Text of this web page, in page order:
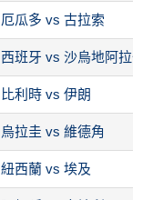
厄瓜多 vs 古拉索
西班牙 vs 沙烏地阿拉伯
比利時 vs 伊朗
烏拉圭 vs 維德角
紐西蘭 vs 埃及